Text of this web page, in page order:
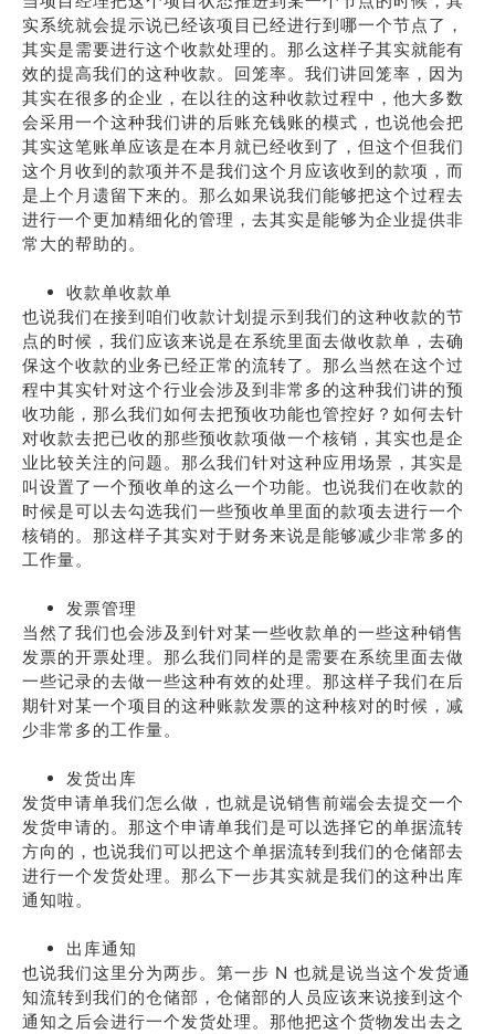
实系统就会提示说已经该项目已经进行到哪一个节点了，
其实是需要进行这个收款处理的。那么这样子其实就能有
效的提高我们的这种收款。回笼率。我们讲回笼率，因为
其实在很多的企业，在以往的这种收款过程中，他大多数
会采用一个这种我们讲的后账充钱账的模式，也说他会把
其实这笔账单应该是在本月就已经收到了，但这个但我们
这个月收到的款项并不是我们这个月应该收到的款项，而
是上个月遗留下来的。那么如果说我们能够把这个过程去
进行一个更加精细化的管理，去其实是能够为企业提供非
常大的帮助的。
收款单收款单
也说我们在接到咱们收款计划提示到我们的这种收款的节
点的时候，我们应该来说是在系统里面去做收款单，去确
保这个收款的业务已经正常的流转了。那么当然在这个过
程中其实针对这个行业会涉及到非常多的这种我们讲的预
收功能，那么我们如何去把预收功能也管控好？如何去针
对收款去把已收的那些预收款项做一个核销，其实也是企
业比较关注的问题。那么我们针对这种应用场景，其实是
叫设置了一个预收单的这么一个功能。也说我们在收款的
时候是可以去勾选我们一些预收单里面的款项去进行一个
核销的。那这样子其实对于财务来说是能够减少非常多的
工作量。
发票管理
当然了我们也会涉及到针对某一些收款单的一些这种销售
发票的开票处理。那么我们同样的是需要在系统里面去做
一些记录的去做一些这种有效的处理。那这样子我们在后
期针对某一个项目的这种账款发票的这种核对的时候，减
少非常多的工作量。
发货出库
发货申请单我们怎么做，也就是说销售前端会去提交一个
发货申请的。那这个申请单我们是可以选择它的单据流转
方向的，也说我们可以把这个单据流转到我们的仓储部去
进行一个发货处理。那么下一步其实就是我们的这种出库
通知啦。
出库通知
也说我们这里分为两步。第一步 N 也就是说当这个发货通
知流转到我们的仓储部，仓储部的人员应该来说接到这个
通知之后会进行一个发货处理。那他把这个货物发出去之